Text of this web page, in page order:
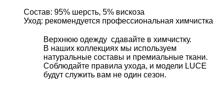
Состав: 95% шерсть, 5% вискоза
Уход: рекомендуется профессиональная химчистка
Верхнюю одежду сдавайте в химчистку.
В наших коллекциях мы используем
натуральные составы и премиальные ткани.
Соблюдайте правила ухода, и модели LUCE
будут служить вам не один сезон.